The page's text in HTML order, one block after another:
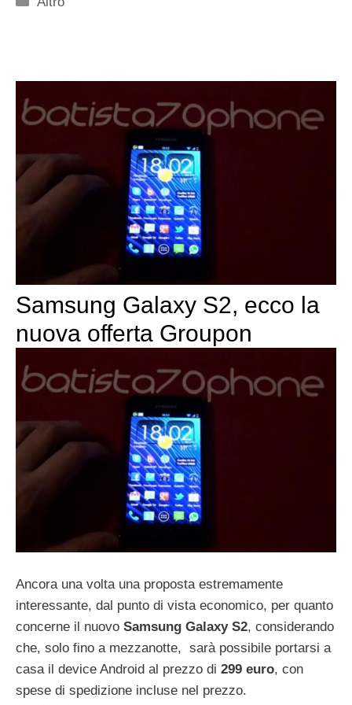
Samsung Galaxy S2, ecco la
nuova offerta Groupon
Ancora una volta una proposta estremamente
interessante, dal punto di vista economico, per quanto
concerne il nuovo Samsung Galaxy S2, considerando
che, solo fino a mezzanotte, sarà possibile portarsi a
casa il device Android al prezzo di 299 euro, con
spese di spedizione incluse nel prezzo.